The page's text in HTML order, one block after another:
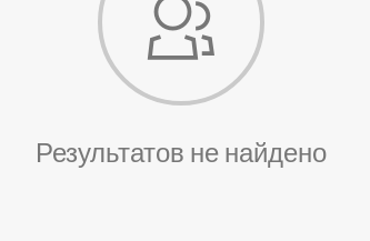
Результатов не найдено